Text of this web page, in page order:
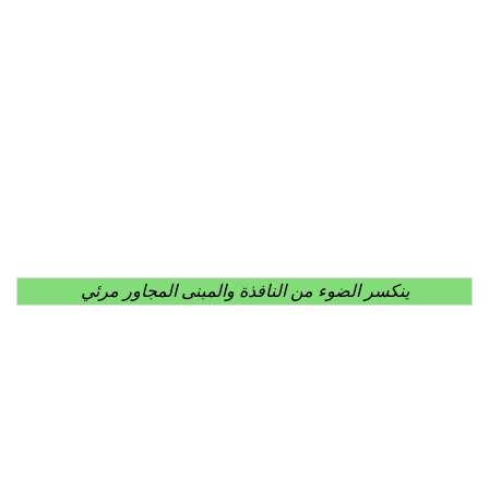
ينكسر الضوء من النافذة والمبنى المجاور مرئي